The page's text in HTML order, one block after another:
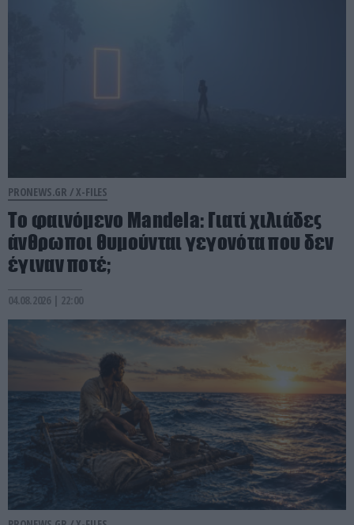
PRONEWS.GR / X-FILES
Το φαινόμενο Mandela: Γιατί χιλιάδες
άνθρωποι θυμούνται γεγονότα που δεν
έγιναν ποτέ;
04.08.2026 | 22:00